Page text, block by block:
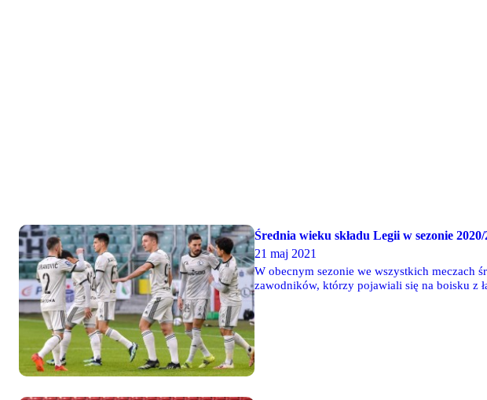
Średnia wieku składu Legii w sezonie 2020/
21 maj 2021
W obecnym sezonie we wszystkich meczach
zawodników, którzy pojawiali się na boisku z